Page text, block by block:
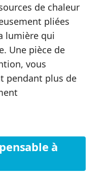
de chaleur
pliées
lumière qui
Une pièce de
vous
pendant plus de
à